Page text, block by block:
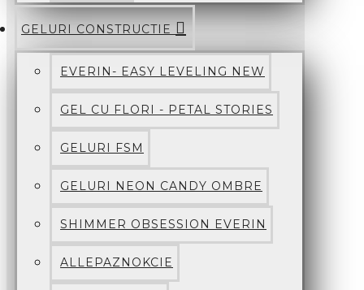
GELURI CONSTRUCTIE
EVERIN- EASY LEVELING NEW
GEL CU FLORI - PETAL STORIES
GELURI FSM
GELURI NEON CANDY OMBRE
SHIMMER OBSESSION EVERIN
ALLEPAZNOKCIE